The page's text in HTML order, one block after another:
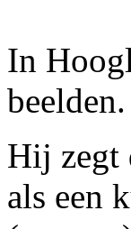
In
beelden.
Hij zegt
als een